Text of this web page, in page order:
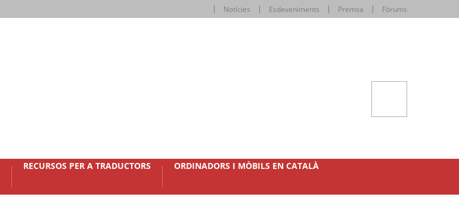
Notícies Esdeveniments Premsa Fòrums
RECURSOS PER A TRADUCTORS ORDINADORS I MÒBILS EN CATALÀ